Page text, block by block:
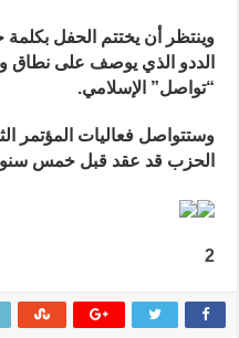
وينتظر أن يختتم الحفل
الددو الذي يوصف على نطاق
“تواصل” الإسلامي.
وستتواصل فعاليات المؤتمر
الحزب قد عقد قبل خمس
2